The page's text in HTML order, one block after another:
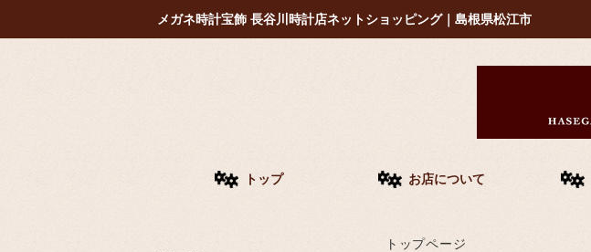
メガネ時計宝飾 長谷川時計店ネットショッピング｜島根県松江市
トップ お店について
トップページ